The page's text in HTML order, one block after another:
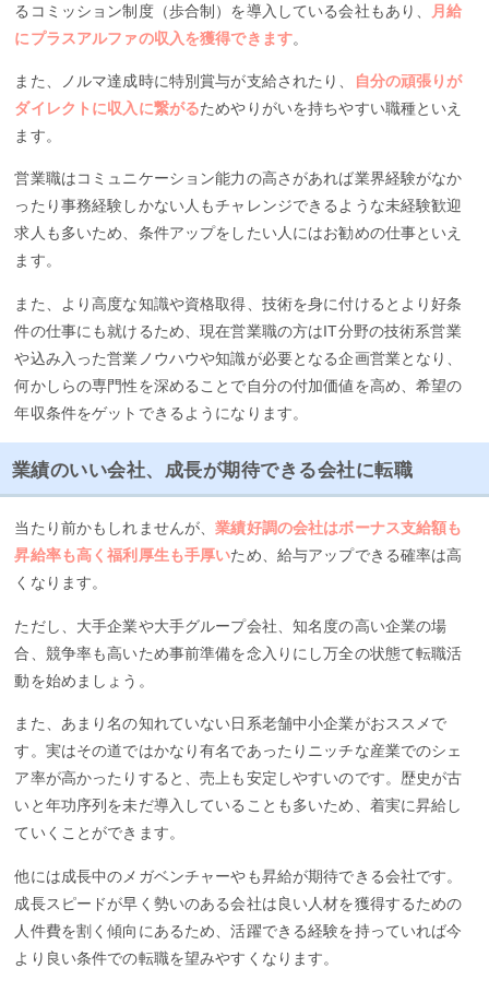
るコミッション制度（歩合制）を導入している会社もあり、
月給
にプラスアルファの収入を獲得できます。
また、ノルマ達成時に特別賞与が支給されたり、
自分の頑張りが
ダイレクトに収入に繋がるためやりがいを持ちやすい職種といえ
ます。
営業職はコミュニケーション能力の高さがあれば業界経験がなか
ったり事務経験しかない人もチャレンジできるような未経験歓迎
求人も多いため、条件アップをしたい人にはお勧めの仕事といえ
ます。
また、より高度な知識や資格取得、技術を身に付けるとより好条
件の仕事にも就けるため、現在営業職の方はIT分野の技術系営業
や込み入った営業ノウハウや知識が必要となる企画営業となり、
何かしらの専門性を深めることで自分の付加価値を高め、希望の
年収条件をゲットできるようになります。
業績のいい会社、成長が期待できる会社に転職
当たり前かもしれませんが、業績好調の会社はボーナス支給額も
昇給率も高く福利厚生も手厚いため、給与アップできる確率は高
くなります。
ただし、大手企業や大手グループ会社、知名度の高い企業の場
合、競争率も高いため事前準備を念入りにし万全の状態て転職活
動を始めましょう。
また、あまり名の知れていない日系老舗中小企業がおススメで
す。実はその道ではかなり有名であったりニッチな産業でのシェ
ア率が高かったりすると、売上も安定しやすいのです。歴史が古
いと年功序列を未だ導入していることも多いため、着実に昇給し
ていくことができます。
他には成長中のメガベンチャーやも昇給が期待できる会社です。
成長スピードが早く勢いのある会社は良い人材を獲得するための
人件費を割く傾向にあるため、活躍できる経験を持っていれば今
より良い条件での転職を望みやすくなります。